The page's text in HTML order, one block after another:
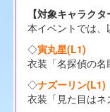
【対象キャラクタ
本イベントでは、
◇寅丸星(L1)
衣装「名探偵の名
◇ナズーリン(L1)
衣装「見た目はネ